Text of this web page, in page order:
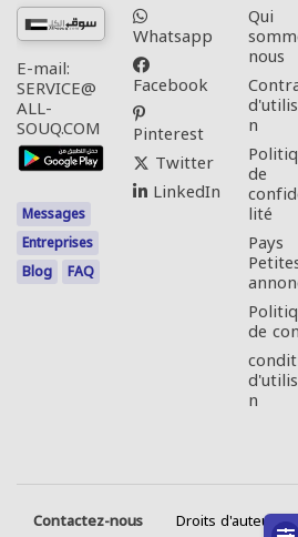
E-mail:
SERVICE@
ALL-
SOUQ.COM
Messages
Entreprises
Blog
FAQ
Whatsapp
Facebook
Pinterest
Twitter
LinkedIn
Qui
nous
n
de
lité
Pays
de
n
Contactez-nous
Droits d'auteur ©